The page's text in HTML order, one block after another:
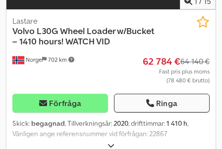
Norge 702 km
Lastare
Volvo L30G Wheel Loader w/Bucket
– 1410 hours! WATCH VID
62 784 €64 140 €
Fast pris plus moms
(78 480 € brutto)
Förfråga Ringa
Skick: begagnad, Tillverkningsår:2020, drifttimmar:1 410 h,
Vänligen ange referensnummer vid förfrågan: 22867
Specifikationer: Årsmodell: 2020 Drifttimmar: 1410 Egenvikt: 6000